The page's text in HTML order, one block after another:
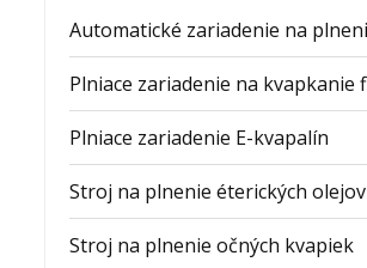
Automatické zariadenie na
Plniace zariadenie na kvapkanie
Plniace zariadenie E-kvapalín
Stroj na plnenie éterických olejov
Stroj na plnenie očných kvapiek